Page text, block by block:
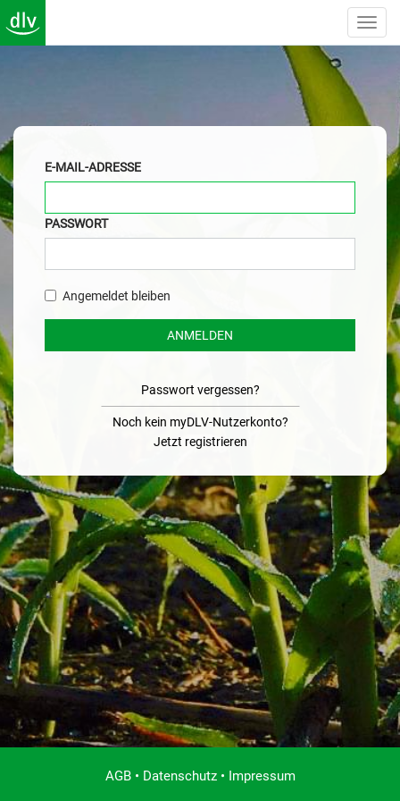
E-MAIL-ADRESSE
PASSWORT
Angemeldet bleiben
ANMELDEN
Passwort vergessen?
Noch kein myDLV-Nutzerkonto?
Jetzt registrieren
AGB• Datenschutz• Impressum